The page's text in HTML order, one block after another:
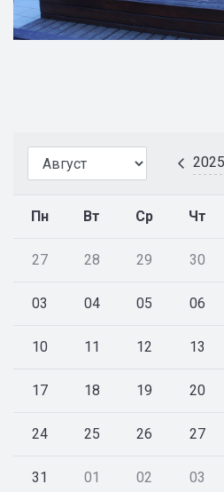
2025
Пн Вт Ср Чт
27 28 29 30
03 04 05 06
10 11 12 13
17 18 19 20
24 25 26 27
31 01 02 03